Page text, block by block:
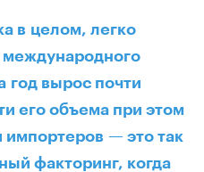
в целом, легко
международного
год вырос почти
его объема при этом
— это так
факторинг, когда